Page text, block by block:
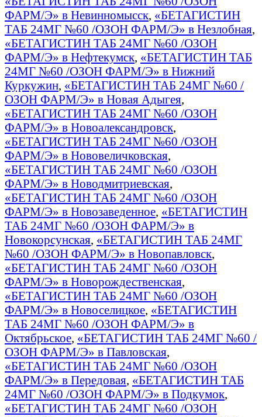
ФАРМ/Э» в Невинномысск, «БЕТАГИСТИН
ТАБ 24МГ №60 /ОЗОН ФАРМ/Э» в Незлобная,
«БЕТАГИСТИН ТАБ 24МГ №60 /ОЗОН
ФАРМ/Э» в Нефтекумск, «БЕТАГИСТИН ТАБ
24МГ №60 /ОЗОН ФАРМ/Э» в Нижний
Куркужин, «БЕТАГИСТИН ТАБ 24МГ №60 /
ОЗОН ФАРМ/Э» в Новая Адыгея,
«БЕТАГИСТИН ТАБ 24МГ №60 /ОЗОН
ФАРМ/Э» в Новоалександровск,
«БЕТАГИСТИН ТАБ 24МГ №60 /ОЗОН
ФАРМ/Э» в Нововеличковская,
«БЕТАГИСТИН ТАБ 24МГ №60 /ОЗОН
ФАРМ/Э» в Новодмитриевская,
«БЕТАГИСТИН ТАБ 24МГ №60 /ОЗОН
ФАРМ/Э» в Новозаведенное, «БЕТАГИСТИН
ТАБ 24МГ №60 /ОЗОН ФАРМ/Э» в
Новокорсунская, «БЕТАГИСТИН ТАБ 24МГ
№60 /ОЗОН ФАРМ/Э» в Новопавловск,
«БЕТАГИСТИН ТАБ 24МГ №60 /ОЗОН
ФАРМ/Э» в Новорождественская,
«БЕТАГИСТИН ТАБ 24МГ №60 /ОЗОН
ФАРМ/Э» в Новоселицкое, «БЕТАГИСТИН
ТАБ 24МГ №60 /ОЗОН ФАРМ/Э» в
Октябрьское, «БЕТАГИСТИН ТАБ 24МГ №60 /
ОЗОН ФАРМ/Э» в Павловская,
«БЕТАГИСТИН ТАБ 24МГ №60 /ОЗОН
ФАРМ/Э» в Передовая, «БЕТАГИСТИН ТАБ
24МГ №60 /ОЗОН ФАРМ/Э» в Подкумок,
«БЕТАГИСТИН ТАБ 24МГ №60 /ОЗОН